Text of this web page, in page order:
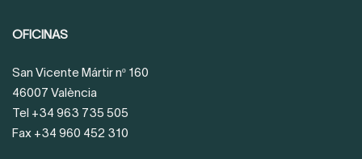
OFICINAS
San Vicente Mártir nº 160
46007 València
Tel +34 963 735 505
Fax +34 960 452 310